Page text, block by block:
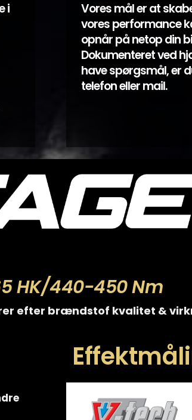
i
Vores mål er at
vores performance
opnår på netop din
Dokumenteret ved
have spørgsmål, er
telefon eller mail.
HK/440-450 Nm
efter brændstof kvalitet &